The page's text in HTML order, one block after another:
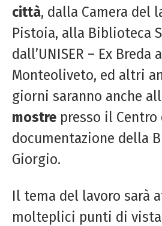
città, dalla Camera del
Pistoia, alla Biblioteca
dall’UNISER – Ex Breda
Monteoliveto, ed altri
giorni saranno anche
mostre presso il Centro
documentazione della
Giorgio.
Il tema del lavoro sarà
molteplici punti di